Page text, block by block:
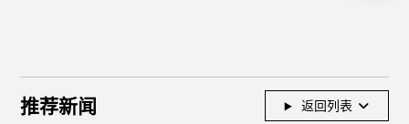
推荐新闻 返回列表